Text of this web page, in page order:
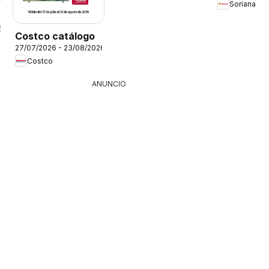
Costco catálogo
27/07/2026 - 23/08/2026
Costco
Soriana
ANUNCIO